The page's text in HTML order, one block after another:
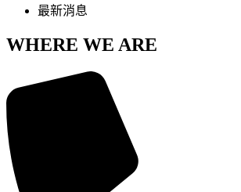
最新消息
WHERE WE ARE